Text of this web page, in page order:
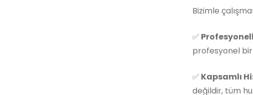
Bizimle
✅
profesyonel bir
✅ Kapsamlı
değildir, tüm